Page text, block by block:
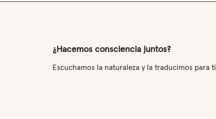
¿Hacemos consciencia juntos?
Escuchamos la naturaleza y la traducimos para ti